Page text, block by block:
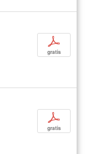
p
gratis
p
gratis